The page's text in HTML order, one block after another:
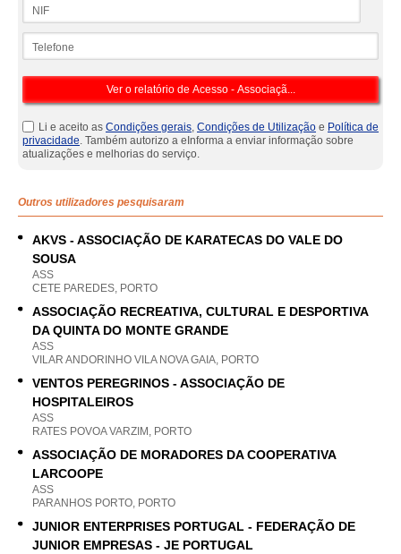
Li e aceito as Condições gerais, Condições de Utilização e Política de
privacidade. Também autorizo a eInforma a enviar informação sobre
atualizações e melhorias do serviço.
Outros utilizadores pesquisaram
AKVS - ASSOCIAÇÃO DE KARATECAS DO VALE DO
SOUSA
ASS
CETE PAREDES, PORTO
ASSOCIAÇÃO RECREATIVA, CULTURAL E DESPORTIVA
DA QUINTA DO MONTE GRANDE
ASS
VILAR ANDORINHO VILA NOVA GAIA, PORTO
VENTOS PEREGRINOS - ASSOCIAÇÃO DE
HOSPITALEIROS
ASS
RATES POVOA VARZIM, PORTO
ASSOCIAÇÃO DE MORADORES DA COOPERATIVA
LARCOOPE
ASS
PARANHOS PORTO, PORTO
JUNIOR ENTERPRISES PORTUGAL - FEDERAÇÃO DE
JUNIOR EMPRESAS - JE PORTUGAL